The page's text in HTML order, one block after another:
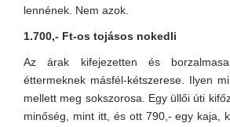
lennének. Nem azok.
1.700,- Ft-os tojásos nokedli
Az árak kifejezetten és
éttermeknek másfél-kétszerese. Ilyen
mellett meg sokszorosa. Egy üllői úti
minőség, mint itt, és ott 790,- egy kaja,